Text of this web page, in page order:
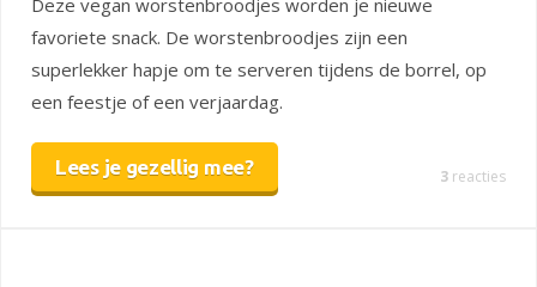
Deze vegan worstenbroodjes worden je nieuwe
favoriete snack. De worstenbroodjes zijn een
superlekker hapje om te serveren tijdens de borrel, op
een feestje of een verjaardag.
Lees je gezellig mee? 3 reacties